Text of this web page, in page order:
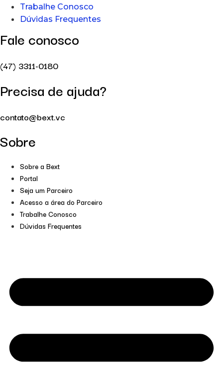
Trabalhe Conosco
Dúvidas Frequentes
Fale conosco
(47) 3311-0180
Precisa de ajuda?
contato@bext.vc
Sobre
Sobre a Bext
Portal
Seja um Parceiro
Acesso a área do Parceiro
Trabalhe Conosco
Dúvidas Frequentes